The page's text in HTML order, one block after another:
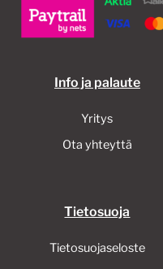
Info ja palaute
Yritys
Ota yhteyttä
Tietosuoja
Tietosuojaseloste